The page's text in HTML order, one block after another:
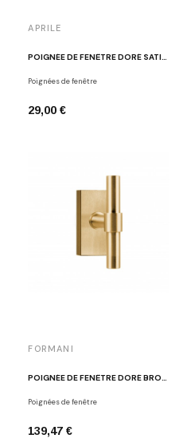
APRILE
POIGNÉE DE FENÊTRE DORÉ SATINÉ APRILE IRGA
Poignées de fenêtre
29,00 €
FORMANI
POIGNÉE DE FENÊTRE DORÉ BROSSÉ PBT15-DK IM
Poignées de fenêtre
139,47 €